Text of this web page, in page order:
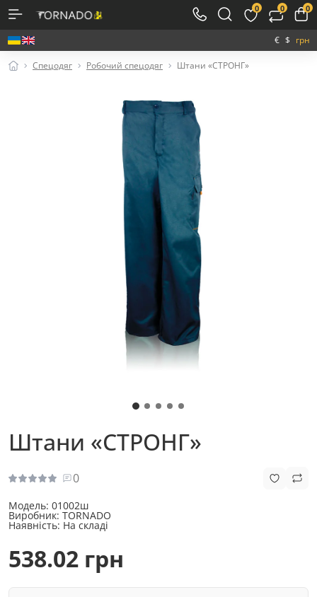
0 0 0
€ $ грн
Спецодяг Робочий спецодяг Штани «СТРОНГ»
Штани «СТРОНГ»
0
Модель: 01002ш
Виробник: TORNADO
Наявність: На складі
538.02 грн